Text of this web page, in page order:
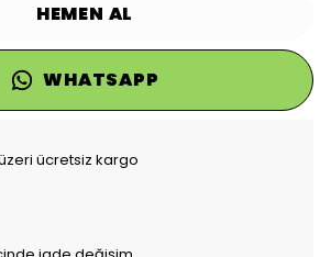
HEMEN AL
WHATSAPP
ücretsiz kargo